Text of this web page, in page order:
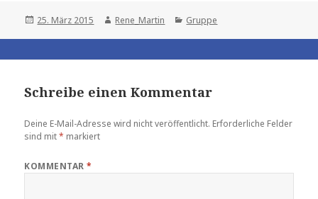
Posted
25. März 2015 Author
Rene_Martin Categories
Gruppe
Schreibe einen Kommentar
Deine E-Mail-Adresse wird nicht veröffentlicht. Erforderliche Felder
sind mit* markiert
KOMMENTAR*